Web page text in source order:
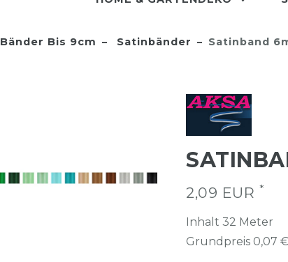
Bänder Bis 9cm Satinbänder Satinband
2,09 EUR *
Inhalt 32 Meter
Grundpreis 0,07